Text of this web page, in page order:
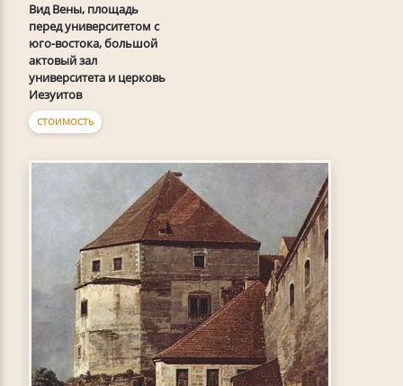
Вид Вены, площадь
перед университетом с
юго-востока, большой
актовый зал
университета и церковь
Иезуитов
СТОИМОСТЬ